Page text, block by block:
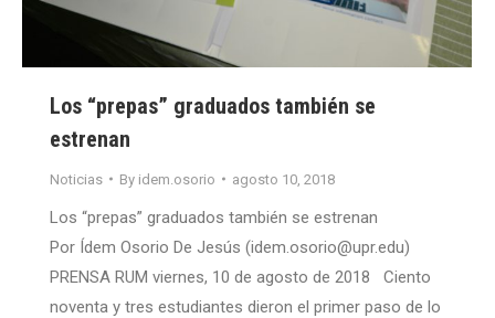
Los “prepas” graduados también se
estrenan
Noticias By idem.osorio agosto 10, 2018
Los “prepas” graduados también se estrenan
Por Ídem Osorio De Jesús (idem.osorio@upr.edu)
PRENSA RUM viernes, 10 de agosto de 2018 Ciento
noventa y tres estudiantes dieron el primer paso de lo